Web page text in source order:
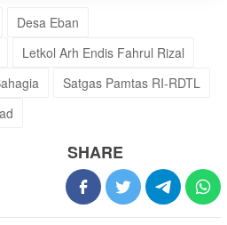
Desa Eban
Letkol Arh Endis Fahrul Rizal
Satgas Pamtas RI-RDTL
SHARE